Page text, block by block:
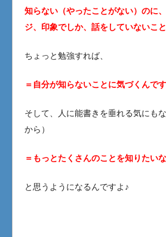
知らない（やったことがない）のに
ジ、印象でしか、話をしていないこ
ちょっと勉強すれば、
＝自分が知らないことに気づくんで
そして、人に能書きを垂れる気にも
から）
＝もっとたくさんのことを知りたい
と思うようになるんですよ♪